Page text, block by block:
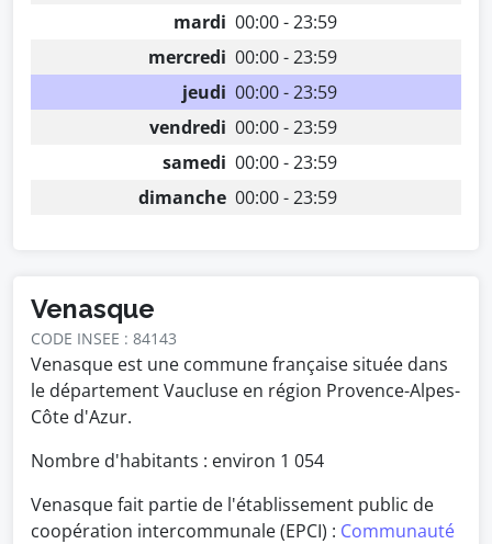
mardi 00:00 - 23:59
mercredi 00:00 - 23:59
jeudi 00:00 - 23:59
vendredi 00:00 - 23:59
samedi 00:00 - 23:59
dimanche 00:00 - 23:59
Venasque
CODE INSEE : 84143
Venasque est une commune française située dans
le département Vaucluse en région Provence-Alpes-
Côte d'Azur.
Nombre d'habitants : environ 1 054
Venasque fait partie de l'établissement public de
coopération intercommunale (EPCI) : Communauté